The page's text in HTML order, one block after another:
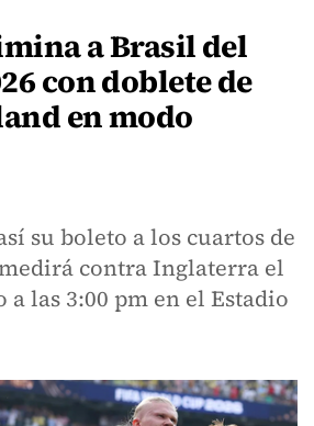
a Brasil del
con doblete de
en modo
su boleto a los cuartos de
contra Inglaterra el
las 3:00 pm en el Estadio